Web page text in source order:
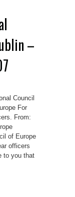
–
Council
For
From:
of Europe
officers
to you that